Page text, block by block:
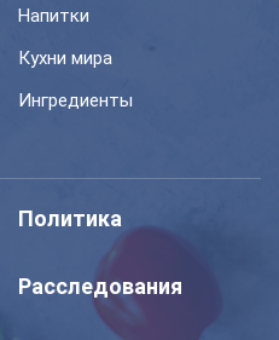
Напитки
Кухни мира
Ингредиенты
Политика
Расследования